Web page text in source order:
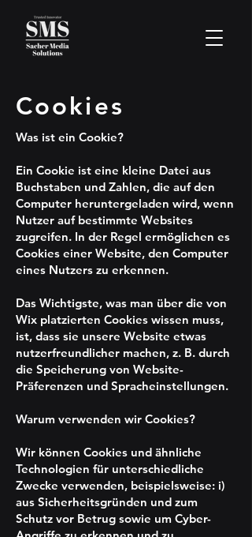
Cookies
Was ist ein Cookie?
Ein Cookie ist eine kleine Datei aus
Buchstaben und Zahlen, die auf den
Computer heruntergeladen wird, wenn
Nutzer auf bestimmte Websites
zugreifen. In der Regel ermöglichen es
Cookies einer Website, den Computer
eines Nutzers zu erkennen.
Das Wichtigste, was man über die von
Wix platzierten Cookies wissen muss,
ist, dass sie unsere Website etwas
nutzerfreundlicher machen, z. B. durch
die Speicherung von Website-
Präferenzen und Spracheinstellungen.
Warum verwenden wir Cookies?
Wir können Cookies und ähnliche
Technologien für unterschiedliche
Zwecke verwenden, beispielsweise: i)
aus Sicherheitsgründen und zum
Schutz vor Betrug sowie um Cyber-